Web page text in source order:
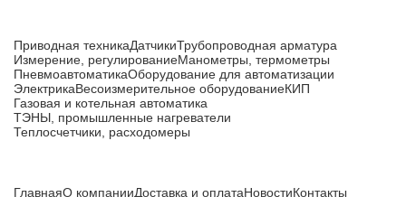
Приводная техникаДатчикиТрубопроводная арматура
Измерение, регулированиеМанометры, термометры
ПневмоавтоматикаОборудование для автоматизации
ЭлектрикаВесоизмерительное оборудованиеКИП
Газовая и котельная автоматика
ТЭНЫ, промышленные нагреватели
Теплосчетчики, расходомеры
ГлавнаяО компанииДоставка и оплатаНовостиКонтакты